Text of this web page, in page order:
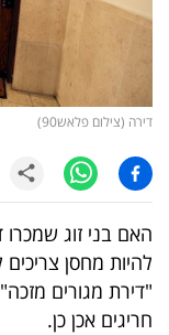
רכילות
עסקית
קריפטו
ויראלי
טלוויזיה
עסקי
ספורט
דירה (צילום פלאש90)
האם בני זוג שמכרו
להיות מחסן
"דירת מגורים
חריגים אכן כן.